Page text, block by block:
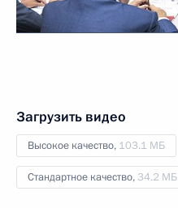
Загрузить видео
Высокое качество, 103.1 МБ
Стандартное качество, 34.2 МБ